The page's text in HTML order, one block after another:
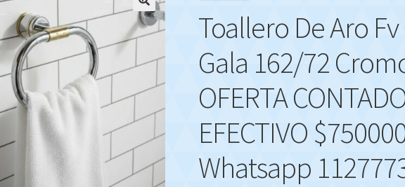
🔍
Toallero De Aro Fv
Gala 162/72
OFERTA
EFECTIVO
Whatsapp